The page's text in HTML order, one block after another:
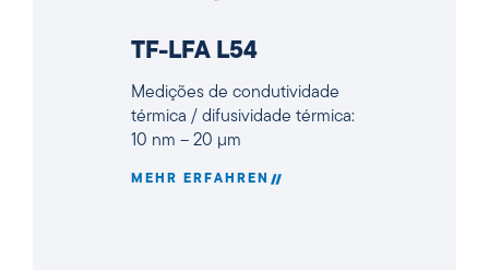
TF-LFA L54
Medições de condutividade
térmica / difusividade térmica:
10 nm – 20 µm
MEHR ERFAHREN